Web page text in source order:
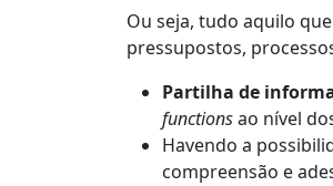
Ou seja, tudo aquilo
pressupostos,
Partilha de
functionsao nível
Havendo a
compreensão e